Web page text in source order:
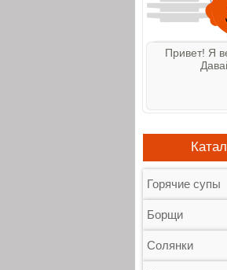
Привет! Я
Горячие супы
Борщи
Солянки